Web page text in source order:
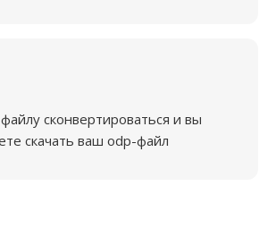
сконвертироваться и вы
скачать ваш odp-файл